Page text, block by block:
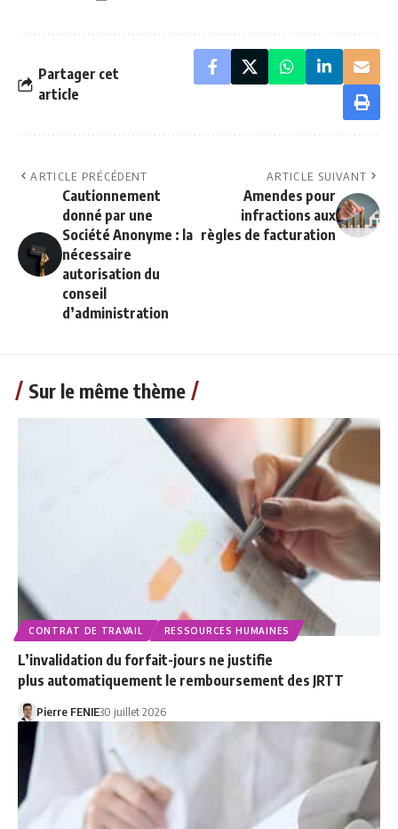
Partager cet
article
ARTICLE PRÉCÉDENT
Cautionnement
donné par une
Société Anonyme : la
nécessaire
autorisation du
conseil
d’administration
ARTICLE SUIVANT
Amendes pour
infractions aux
règles de facturation
Sur le même thème
CONTRAT DE TRAVAIL RESSOURCES HUMAINES
L’invalidation du forfait-jours ne justifie
plus automatiquement le remboursement des JRTT
Pierre FENIE30 juillet 2026